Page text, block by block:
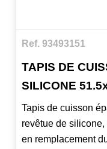
Ref. 93493151
TAPIS DE
SILICONE
Tapis de cuisson
revêtue de
en remplacement